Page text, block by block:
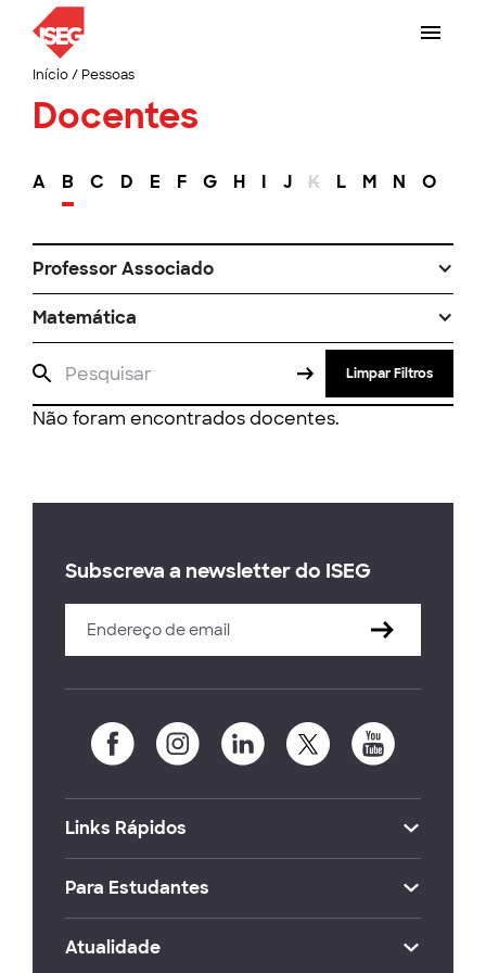
Início/ Pessoas
Docentes
A B C D E F G H I J K L M N O
Professor Associado
Matemática
Limpar Filtros
Não foram encontrados docentes.
Subscreva a newsletter do ISEG
Links Rápidos
Para Estudantes
Atualidade